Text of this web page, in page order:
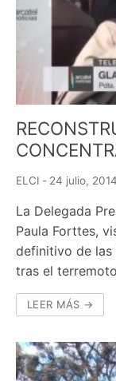
ELCI - 24 julio, 2014
La Delegada
Paula Forttes,
definitivo de las
tras el
LEER MÁS →